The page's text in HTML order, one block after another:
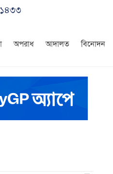
অপরাধ আদালত বিনোদন